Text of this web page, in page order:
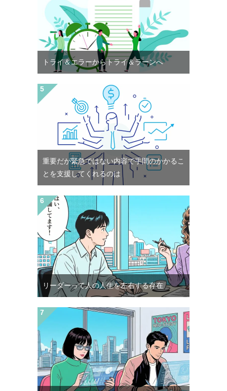
トライ＆エラーからトライ＆ラーンへ
重要だが緊急ではない内容で手間のかかるこ
とを支援してくれるのは
リーダーって人の人生を左右する存在